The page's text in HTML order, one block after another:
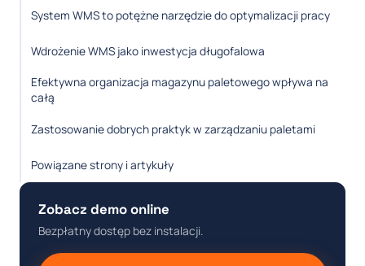
System WMS to potężne narzędzie do optymalizacji pracy
Wdrożenie WMS jako inwestycja długofalowa
Efektywna organizacja magazynu paletowego wpływa na
całą
Zastosowanie dobrych praktyk w zarządzaniu paletami
Powiązane strony i artykuły
Zobacz demo online
Bezpłatny dostęp bez instalacji.